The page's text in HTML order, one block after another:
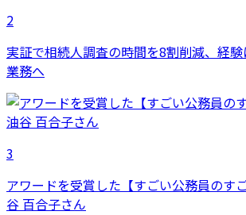
2
実証で相続人調査の時間を8割削減、経
業務へ
3
アワードを受賞した【すごい公務員のす
谷 百合子さん